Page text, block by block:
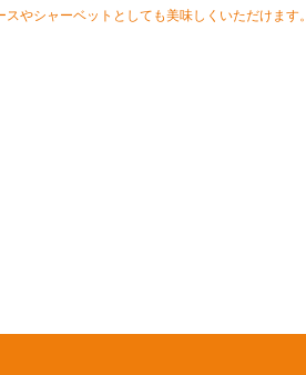
やシャーベットとしても美味しくいただけます